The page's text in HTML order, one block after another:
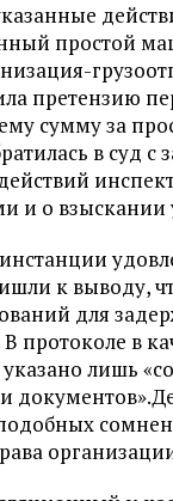
простой
претензию
сумму за
в суд с
и о взыскании
к выводу,
для
протоколе в
лишь